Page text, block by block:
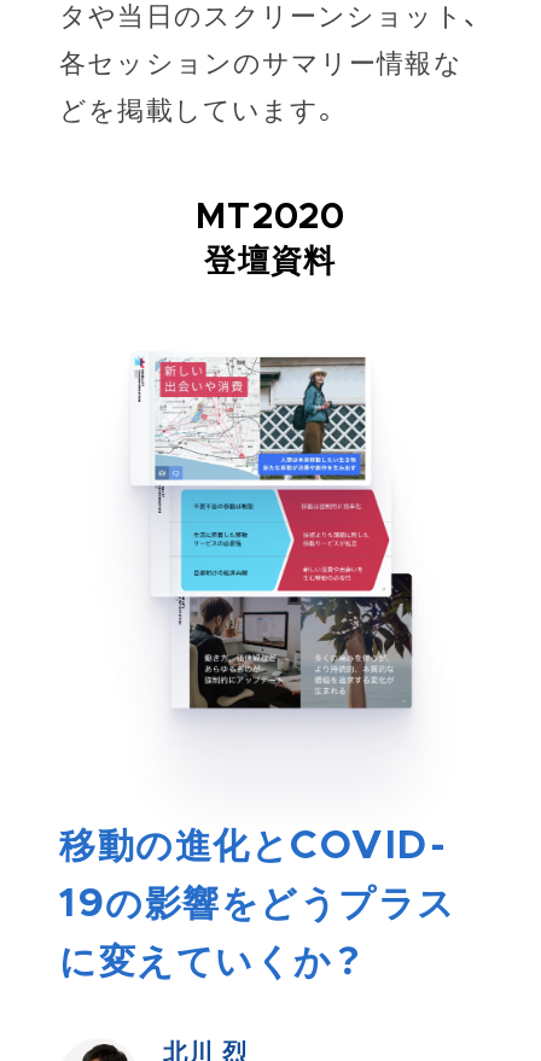
タや当日のスクリーンショット、
各セッションのサマリー情報な
どを掲載しています。
MT2020
登壇資料
移動の進化とCOVID-
19の影響をどうプラス
に変えていくか？
北川 烈